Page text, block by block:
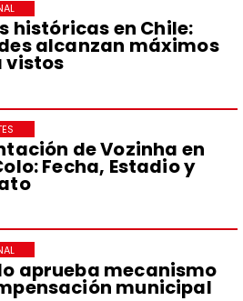
históricas en Chile:
alcanzan máximos
vistos
de Vozinha en
Fecha, Estadio y
aprueba mecanismo
municipal